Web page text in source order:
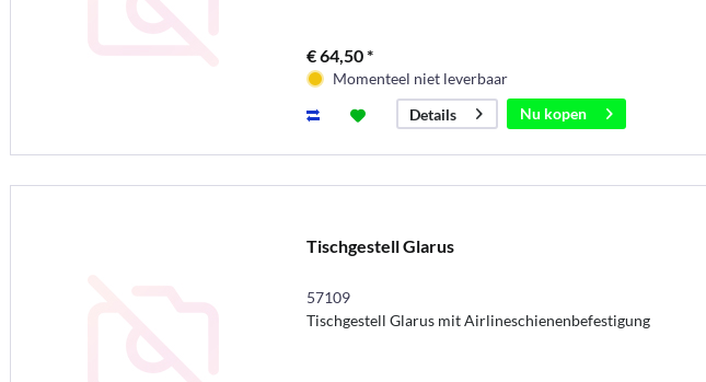
€ 64,50 *
Momenteel niet leverbaar
Details
Nu kopen
Tischgestell Glarus
57109
Tischgestell Glarus mit Airlineschienenbefestigung